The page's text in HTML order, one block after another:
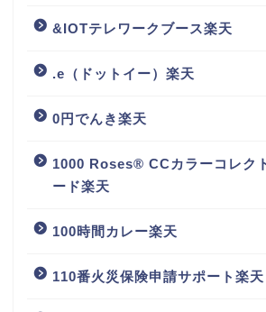
&IOTテレワークブース楽天
.e（ドットイー）楽天
0円でんき楽天
1000 Roses® CCカラーコレク
ード楽天
100時間カレー楽天
110番火災保険申請サポート楽天